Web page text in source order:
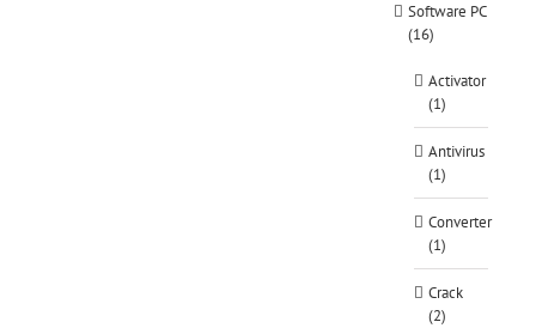
Software PC
(16)
Activator
(1)
Antivirus
(1)
Converter
(1)
Crack
(2)